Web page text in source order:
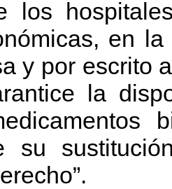
los
en
y por escrito
la
su